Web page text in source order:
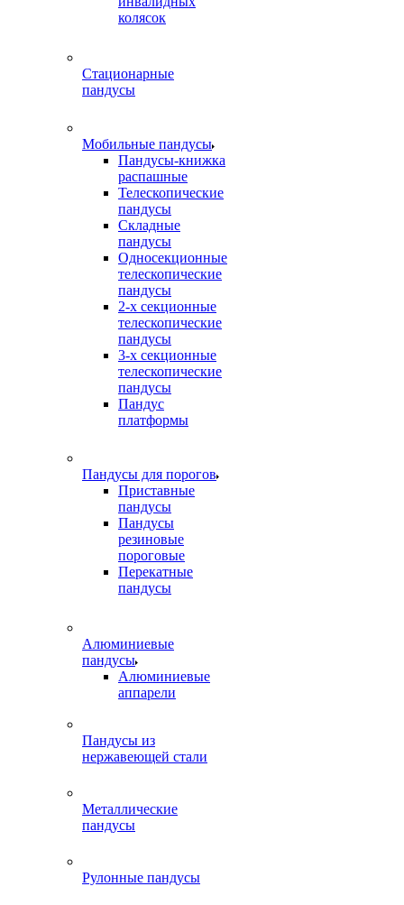
колясок
Стационарные
пандусы
Мобильные пандусы
Пандусы-книжка
распашные
Телескопические
пандусы
Складные
пандусы
Односекционные
телескопические
пандусы
2-х секционные
телескопические
пандусы
3-х секционные
телескопические
пандусы
Пандус
платформы
Пандусы для порогов
Приставные
пандусы
Пандусы
резиновые
пороговые
Перекатные
пандусы
Алюминиевые
пандусы
Алюминиевые
аппарели
Пандусы из
нержавеющей стали
Металлические
пандусы
Рулонные пандусы